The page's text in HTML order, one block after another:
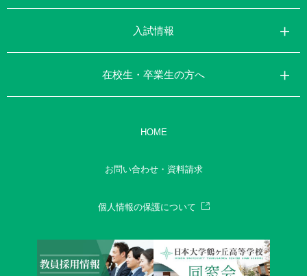
入試情報
在校生・卒業生の方へ
HOME
お問い合わせ・資料請求
個人情報の保護について